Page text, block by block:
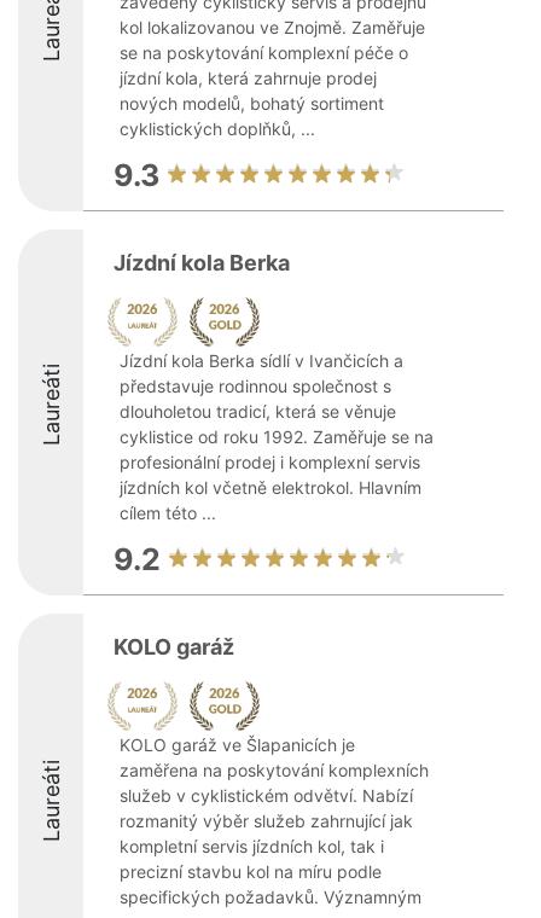
Laureáti
kol lokalizovanou ve Znojmě. Zaměřuje
se na poskytování komplexní péče o
jízdní kola, která zahrnuje prodej
nových modelů, bohatý sortiment
cyklistických doplňků, ...
9.3
Laureáti
Jízdní kola Berka
Jízdní kola Berka sídlí v Ivančicích a
představuje rodinnou společnost s
dlouholetou tradicí, která se věnuje
cyklistice od roku 1992. Zaměřuje se na
profesionální prodej i komplexní servis
jízdních kol včetně elektrokol. Hlavním
cílem této ...
9.2
Laureáti
KOLO garáž
KOLO garáž ve Šlapanicích je
zaměřena na poskytování komplexních
služeb v cyklistickém odvětví. Nabízí
rozmanitý výběr služeb zahrnující jak
kompletní servis jízdních kol, tak i
precizní stavbu kol na míru podle
specifických požadavků. Významným